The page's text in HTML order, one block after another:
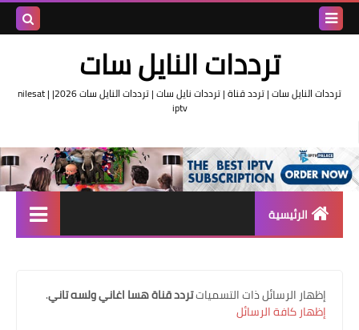
ترددات النايل سات
ترددات النايل سات | تردد قناة | ترددات نايل سات | ترددات النايل سات 2026| nilesat |
iptv
الرئيسية
اقوى ترددات النايل سات
‏إظهار الرسائل ذات التسمياتتردد قناة هسا اغاني ولسه تاني.
إظهار كافة الرسائل